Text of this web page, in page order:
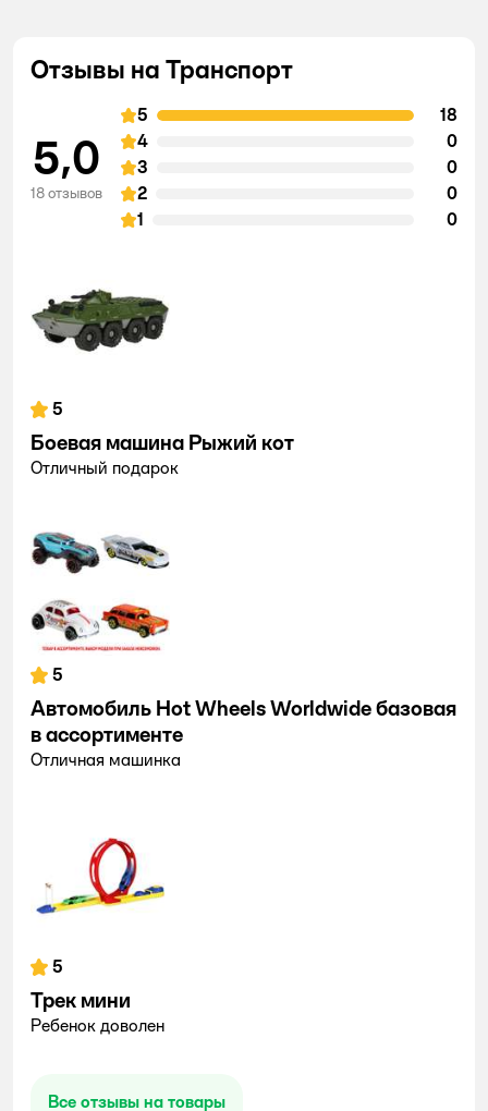
Отзывы на Транспорт
5,0
18 отзывов
5
18
4
0
3
0
2
0
1
0
5
Боевая машина Рыжий кот
Отличный подарок
5
Автомобиль Hot Wheels Worldwide базовая
в ассортименте
Отличная машинка
5
Трек мини
Ребенок доволен
Все отзывы на товары